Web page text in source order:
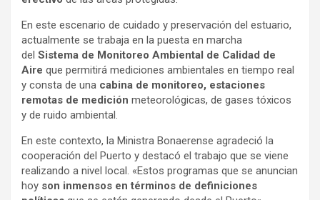
En este escenario de cuidado y preservación del estuario,
actualmente se trabaja en la puesta en marcha
del Sistema de Monitoreo Ambiental de Calidad de
Aire que permitirá mediciones ambientales en tiempo real
y consta de una cabina de monitoreo, estaciones
remotas de medición meteorológicas, de gases tóxicos
y de ruido ambiental.
En este contexto, la Ministra Bonaerense agradeció la
cooperación del Puerto y destacó el trabajo que se viene
realizando a nivel local. «Estos programas que se anuncian
hoy son inmensos en términos de definiciones